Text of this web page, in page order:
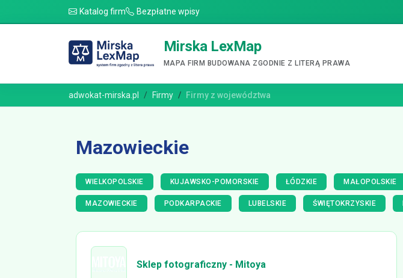
Katalog firm Bezpłatne wpisy
Mirska LexMap
MAPA FIRM BUDOWANA ZGODNIE Z LITERĄ PRAWA
adwokat-mirska.pl Firmy Firmy z województwa
Mazowieckie
WIELKOPOLSKIE KUJAWSKO-POMORSKIE ŁÓDZKIE MAŁOPOLSKIE
MAZOWIECKIE PODKARPACKIE LUBELSKIE ŚWIĘTOKRZYSKIE
Sklep fotograficzny - Mitoya